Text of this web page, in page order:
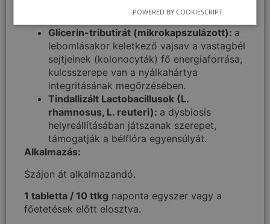
Glicerin-tributirát (mikrokapszulázott): a
lebomlásakor keletkező vajsav a vastagbél
sejtjeinek (kolonocyták) fő energiaforrása,
kulcsszerepe van a nyálkahártya
integritásának megőrzésében.
Tindallizált Lactobacillusok (L.
rhamnosus, L. reuteri): a dysbiosis
helyreállításában játszanak szerepet,
támogatják a bélflóra egyensúlyát.
Alkalmazás:
Szájon át alkalmazandó.
1 tabletta / 10 ttkg naponta egyszer vagy a
főetetések előtt elosztva.
POWERED BY COOKIESCRIPT